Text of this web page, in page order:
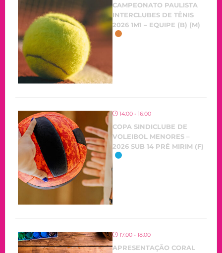
CAMPEONATO PAULISTA
INTERCLUBES DE TÊNIS
2026 1M1 – EQUIPE (B) (M)
14:00 - 16:00
COPA SINDICLUBE DE
VOLEIBOL MENORES –
2026 SUB 14 PRÉ MIRIM (F)
17:00 - 18:00
APRESENTAÇÃO CORAL